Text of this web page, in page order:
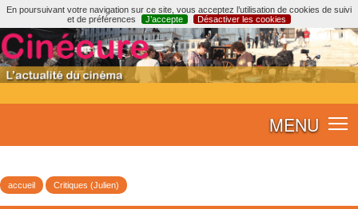
En poursuivant votre navigation sur ce site, vous acceptez l’utilisation de cookies de suivi
et de préférences
J’accepte Désactiver les cookies
MENU
accueil Critiques (Julien)